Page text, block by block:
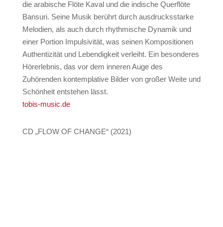
die arabische Flöte Kaval und die indische Querflöte
Bansuri. Seine Musik berührt durch ausdrucksstarke
Melodien, als auch durch rhythmische Dynamik und
einer Portion Impulsivität, was seinen Kompositionen
Authentizität und Lebendigkeit verleiht. Ein besonderes
Hörerlebnis, das vor dem inneren Auge des
Zuhörenden kontemplative Bilder von großer Weite und
Schönheit entstehen lässt.
tobis-music.de
CD „FLOW OF CHANGE“ (2021)